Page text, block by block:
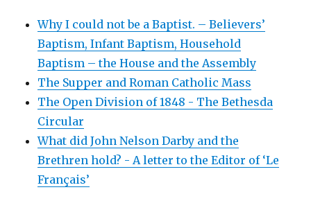
Why I could not be a Baptist. – Believers’
Baptism, Infant Baptism, Household
Baptism – the House and the Assembly
The Supper and Roman Catholic Mass
The Open Division of 1848 - The Bethesda
Circular
What did John Nelson Darby and the
Brethren hold? - A letter to the Editor of ‘Le
Français’